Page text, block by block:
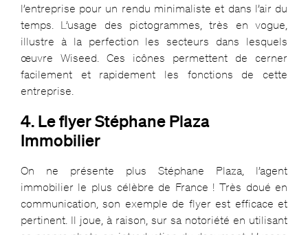
l’entreprise pour un rendu minimaliste et dans l’air du
temps. L’usage des pictogrammes, très en vogue,
illustre à la perfection les secteurs dans lesquels
œuvre Wiseed. Ces icônes permettent de cerner
facilement et rapidement les fonctions de cette
entreprise.
4. Le flyer Stéphane Plaza
Immobilier
On ne présente plus Stéphane Plaza, l’agent
immobilier le plus célèbre de France ! Très doué en
communication, son exemple de flyer est efficace et
pertinent. Il joue, à raison, sur sa notoriété en utilisant